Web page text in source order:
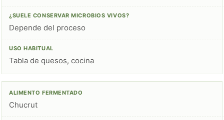
Depende del proceso
Tabla de quesos, cocina
Chucrut